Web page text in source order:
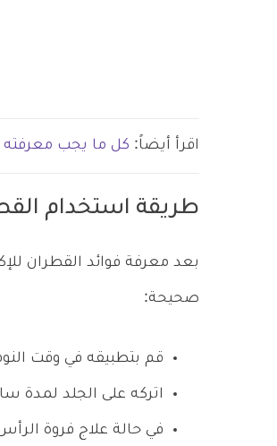
اقرأ أيضاً: كل ما يجب معرفته
طريقة استخدام
بعد معرفة فوائد القطران
صحيحة:
قم بتطبيقه في وقت النوم
اتركه على الجلد لمدة
في حالة علاج فروة